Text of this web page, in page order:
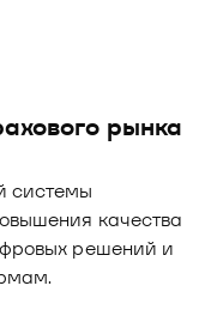
рынка
системы
качества
решений и